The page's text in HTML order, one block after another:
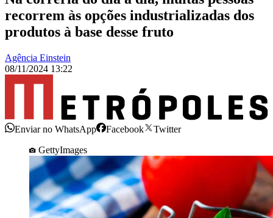
recorrem às opções industrializadas dos
produtos à base desse fruto
Agência Einstein
08/11/2024 13:22
Enviar no WhatsApp Facebook
Twitter
GettyImages